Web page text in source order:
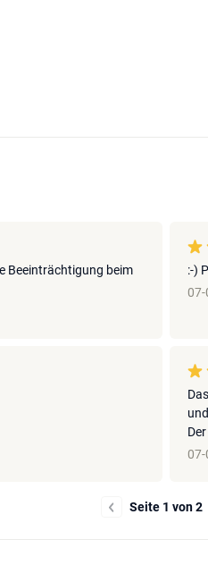
Beeinträchtigung beim
:-)
07-
Seite 1 von 2